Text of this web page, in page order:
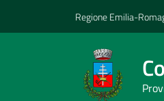
Regione Emilia-